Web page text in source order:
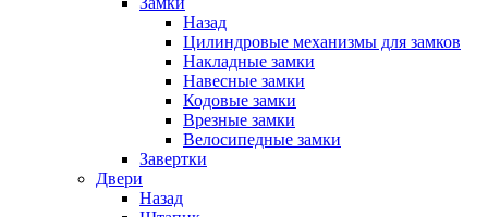
Назад
Цилиндровые механизмы для замков
Накладные замки
Навесные замки
Кодовые замки
Врезные замки
Велосипедные замки
Завертки
Двери
Назад